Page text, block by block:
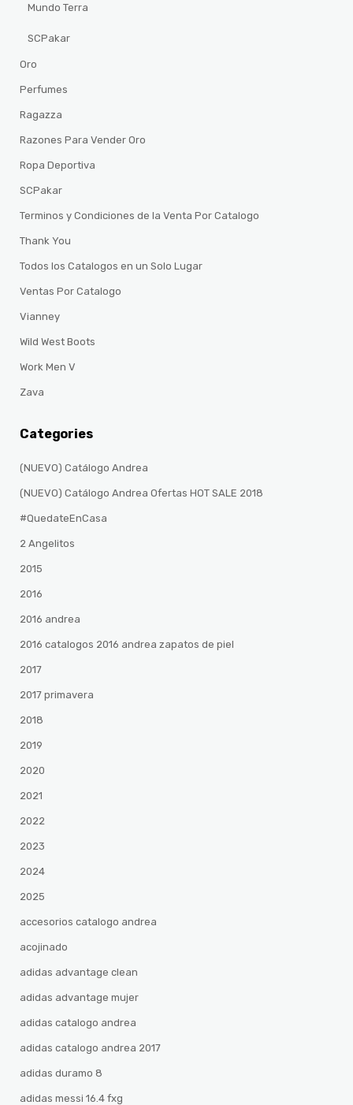
Mundo Terra
SCPakar
Oro
Perfumes
Ragazza
Razones Para Vender Oro
Ropa Deportiva
SCPakar
Terminos y Condiciones de la Venta Por Catalogo
Thank You
Todos los Catalogos en un Solo Lugar
Ventas Por Catalogo
Vianney
Wild West Boots
Work Men V
Zava
Categories
(NUEVO) Catálogo Andrea
(NUEVO) Catálogo Andrea Ofertas HOT SALE 2018
#QuedateEnCasa
2 Angelitos
2015
2016
2016 andrea
2016 catalogos 2016 andrea zapatos de piel
2017
2017 primavera
2018
2019
2020
2021
2022
2023
2024
2025
accesorios catalogo andrea
acojinado
adidas advantage clean
adidas advantage mujer
adidas catalogo andrea
adidas catalogo andrea 2017
adidas duramo 8
adidas messi 16.4 fxg